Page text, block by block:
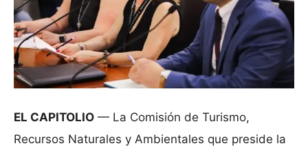
EL CAPITOLIO — La Comisión de Turismo,
Recursos Naturales y Ambientales que preside la